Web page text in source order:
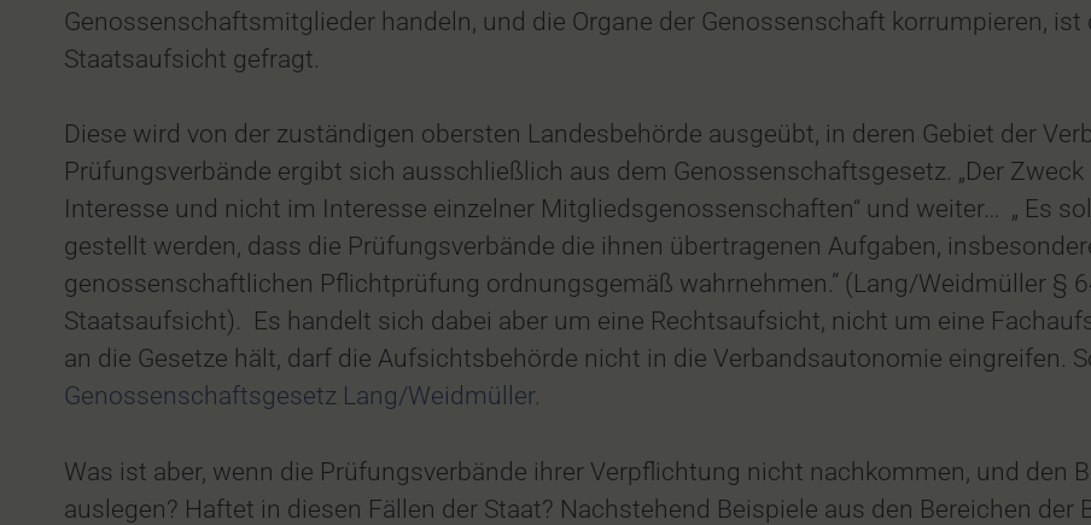
Genossenschaftsmitglieder handeln, und die Organe der Genossenschaft korrumpieren,
Staatsaufsicht gefragt.
Diese wird von der zuständigen obersten Landesbehörde ausgeübt, in deren Gebiet der
Prüfungsverbände ergibt sich ausschließlich aus dem Genossenschaftsgesetz. „Der
Interesse und nicht im Interesse einzelner Mitgliedsgenossenschaften“ und weiter… „ Es
gestellt werden, dass die Prüfungsverbände die ihnen übertragenen Aufgaben,
genossenschaftlichen Pflichtprüfung ordnungsgemäß wahrnehmen.” (Lang/Weidmüller §
Staatsaufsicht). Es handelt sich dabei aber um eine Rechtsaufsicht, nicht um eine
an die Gesetze hält, darf die Aufsichtsbehörde nicht in die Verbandsautonomie eingreifen.
Genossenschaftsgesetz Lang/Weidmüller.
Was ist aber, wenn die Prüfungsverbände ihrer Verpflichtung nicht nachkommen, und den
auslegen? Haftet in diesen Fällen der Staat? Nachstehend Beispiele aus den Bereichen